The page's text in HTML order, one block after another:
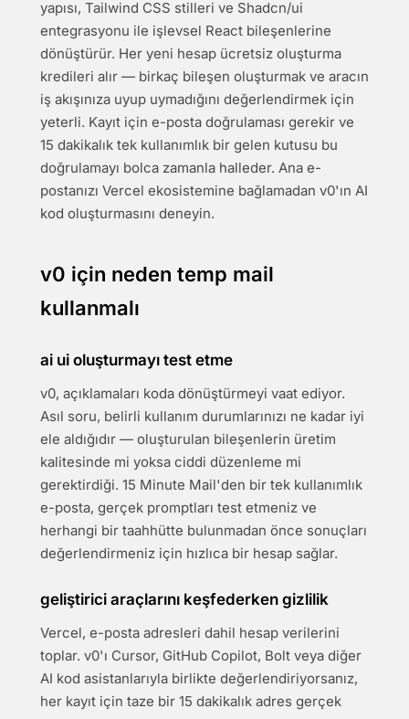
yapısı, Tailwind CSS stilleri ve Shadcn/ui
entegrasyonu ile işlevsel React bileşenlerine
dönüştürür. Her yeni hesap ücretsiz oluşturma
kredileri alır — birkaç bileşen oluşturmak ve aracın
iş akışınıza uyup uymadığını değerlendirmek için
yeterli. Kayıt için e-posta doğrulaması gerekir ve
15 dakikalık tek kullanımlık bir gelen kutusu bu
doğrulamayı bolca zamanla halleder. Ana e-
postanızı Vercel ekosistemine bağlamadan v0'ın AI
kod oluşturmasını deneyin.
v0 için neden temp mail
kullanmalı
ai ui oluşturmayı test etme
v0, açıklamaları koda dönüştürmeyi vaat ediyor.
Asıl soru, belirli kullanım durumlarınızı ne kadar iyi
ele aldığıdır — oluşturulan bileşenlerin üretim
kalitesinde mi yoksa ciddi düzenleme mi
gerektirdiği. 15 Minute Mail'den bir tek kullanımlık
e-posta, gerçek promptları test etmeniz ve
herhangi bir taahhütte bulunmadan önce sonuçları
değerlendirmeniz için hızlıca bir hesap sağlar.
geliştirici araçlarını keşfederken gizlilik
Vercel, e-posta adresleri dahil hesap verilerini
toplar. v0'ı Cursor, GitHub Copilot, Bolt veya diğer
AI kod asistanlarıyla birlikte değerlendiriyorsanız,
her kayıt için taze bir 15 dakikalık adres gerçek